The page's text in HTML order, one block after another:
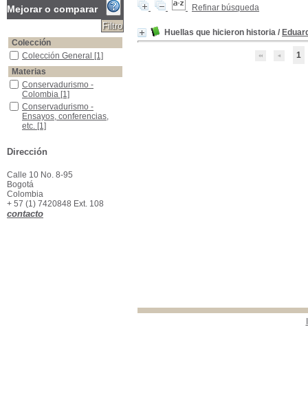
Refinar búsqueda
Huellas que hicieron historia /
1
Mejorar o comparar
Colección
Colección General
Colección General [1]
Materias
Conservadurismo -Colombia
Conservadurismo -
Colombia [1]
Conservadurismo -Ensayos, conferencias, etc.
Conservadurismo -
Ensayos, conferencias,
etc. [1]
[1]
Dirección
Calle 10 No. 8-95
Bogotá
Colombia
+ 57 (1) 7420848 Ext. 108
contacto